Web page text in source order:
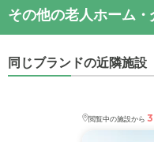
しなくても提供さ...
施設の雰囲気
ココファン浜松成子
と360°パノラマ写真
◎ケアスル 介護の3
・経験豊富な入居相
・要介護度：自立、
・住所：静岡県浜松
・最寄り駅：新浜松駅
り駅0.9km 遠州病院駅
2.8km
・新浜松駅から0.6キ
その他の老人ホーム
同じブランドの近隣施設
閲覧中の施設から